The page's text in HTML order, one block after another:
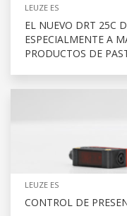
LEUZE ES
EL NUEVO DRT 25C
ESPECIALMENTE A
PRODUCTOS DE
LEUZE ES
CONTROL DE